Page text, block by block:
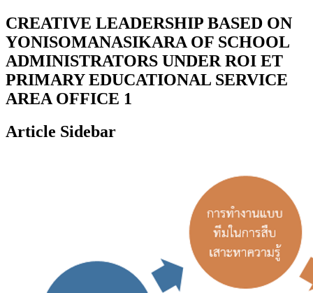
CREATIVE LEADERSHIP BASED ON
YONISOMANASIKARA OF SCHOOL
ADMINISTRATORS UNDER ROI ET
PRIMARY EDUCATIONAL SERVICE
AREA OFFICE 1
Article Sidebar